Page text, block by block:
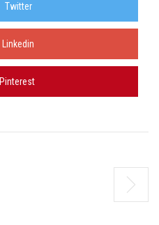
Twitter
Linkedin
Pinterest